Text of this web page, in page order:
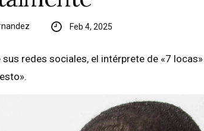
Feb 4, 2025
sus redes sociales, el intérprete de «7